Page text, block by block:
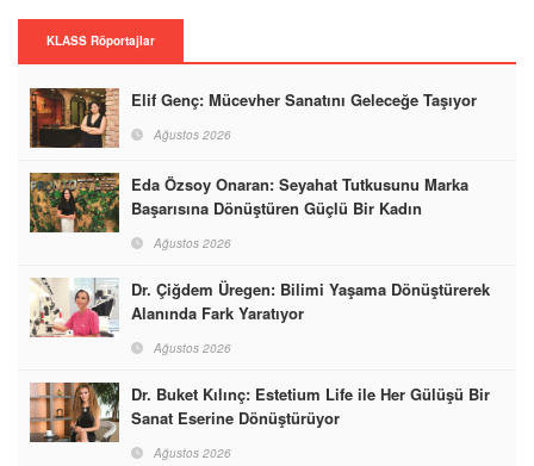
KLASS Röportajlar
Elif Genç: Mücevher Sanatını Geleceğe Taşıyor
Ağustos 2026
Eda Özsoy Onaran: Seyahat Tutkusunu Marka
Başarısına Dönüştüren Güçlü Bir Kadın
Ağustos 2026
Dr. Çiğdem Üregen: Bilimi Yaşama Dönüştürerek
Alanında Fark Yaratıyor
Ağustos 2026
Dr. Buket Kılınç: Estetium Life ile Her Gülüşü Bir
Sanat Eserine Dönüştürüyor
Ağustos 2026